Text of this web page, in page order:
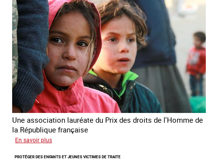
droits
de
l’Homme
de
la
République
française
2025
Une association lauréate du Prix des droits de l'Homme de
la République française
En savoir plus
contre
PROTÉGER DES ENFANTS ET JEUNES VICTIMES DE TRAITE